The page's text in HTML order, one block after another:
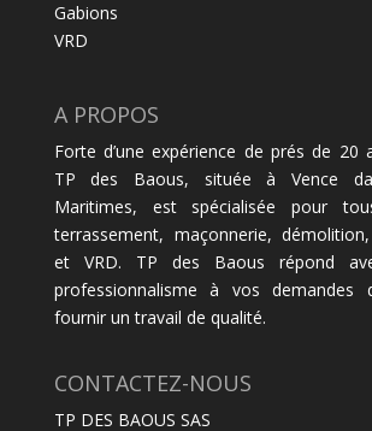
Gabions
VRD
A PROPOS
Forte d’une expérience de prés de 20
TP des Baous, située à Vence
Maritimes, est spécialisée pour
terrassement, maçonnerie,
et VRD. TP des Baous répond
professionnalisme à vos demandes
fournir un travail de qualité.
CONTACTEZ-NOUS
TP DES BAOUS SAS